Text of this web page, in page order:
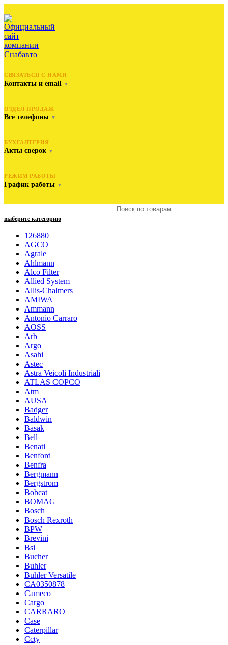
СВЯЗАТЬСЯ С НАМИ
Контакты и email ▼
ОТДЕЛ ПРОДАЖ
Все телефоны ▼
БУХГАЛТЕРИЯ
Акты сверок ▼
РЕЖИМ РАБОТЫ
График работы ▼
выберите категорию
126880
AGCO
Agrale
Ahlmann
Alco Filter
Allied System
Allis-Chalmers
AMIWA
Ammann
Antonio Carraro
AOSS
Arb
Argo
Asahi
Astec
Astra Veicoli Industriali
ATLAS COPCO
Atm
AUSA
Badger
Baldwin
Basak
Bell
Benati
Benford
Benfra
Bergmann
Bergstrom
Bobcat
BOMAG
Bosch
Bosch Rexroth
BPW
Brevini
Bsi
Bucher
Buhler
Buhler Versatile
CA0350878
Cameco
Cargo
CARRARO
Case
Caterpillar
Ccty